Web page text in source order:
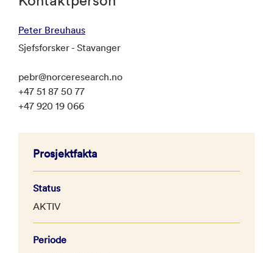
Peter Breuhaus
Sjefsforsker - Stavanger
pebr@norceresearch.no
+47 51 87 50 77
+47 920 19 066
Prosjektfakta
Status
AKTIV
Periode